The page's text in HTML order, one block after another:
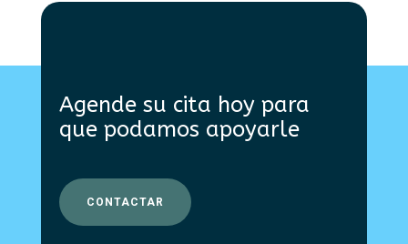
Agende su cita hoy para
que podamos apoyarle
CONTACTAR